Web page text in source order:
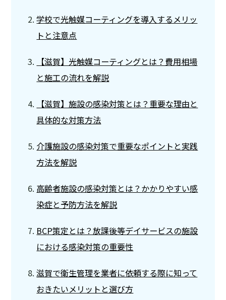
学校で光触媒コーティングを導入するメリッ
トと注意点
【滋賀】光触媒コーティングとは？費用相場
と施工の流れを解説
【滋賀】施設の感染対策とは？重要な理由と
具体的な対策方法
介護施設の感染対策で重要なポイントと実践
方法を解説
高齢者施設の感染対策とは？かかりやすい感
染症と予防方法を解説
BCP策定とは？放課後等デイサービスの施設
における感染対策の重要性
滋賀で衛生管理を業者に依頼する際に知って
おきたいメリットと選び方